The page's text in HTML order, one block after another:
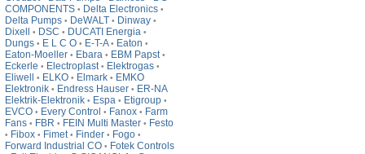
COMPONENTS • Delta Electronics •
Delta Pumps • DeWALT • Dinway •
Dixell • DSC • DUCATI Energia •
Dungs • E L C O • E-T-A • Eaton •
Eaton-Moeller • Ebara • EBM Papst •
Eckerle • Electroplast • Elektrogas •
Eliwell • ELKO • Elmark • EMKO
Elektronik • Endress Hauser • ER-NA
Elektrik-Elektronik • Espa • Etigroup •
EVCO • Every Control • Fanox • Farm
Fans • FBR • FEIN Multi Master • Festo
• Fibox • Fimet • Finder • Fogo •
Forward Industrial CO • Fotek Controls